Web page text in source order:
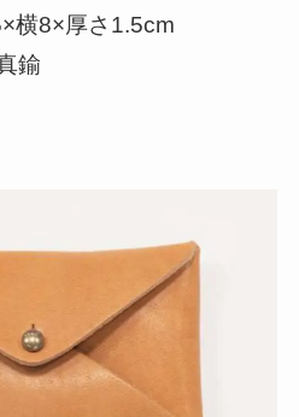
横8×厚さ1.5cm
鍮